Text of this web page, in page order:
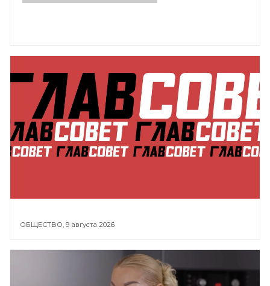
ОБЩЕСТВО, 9 августа 2026